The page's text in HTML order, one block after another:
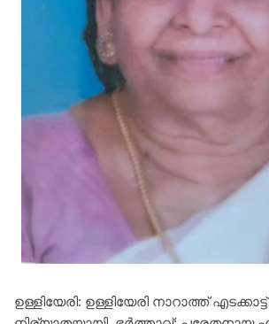
ഉള്ളിയേരി: ഉള്ളിയേരി നാറാത്ത്